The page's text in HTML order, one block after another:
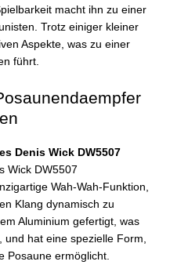
macht ihn zu einer
Trotz einiger kleiner
Aspekte, was zu einer
führt.
Denis Wick DW5507
Wick DW5507
Wah-Wah-Funktion,
Klang dynamisch zu
Aluminium gefertigt, was
und hat eine spezielle Form,
Posaune ermöglicht.